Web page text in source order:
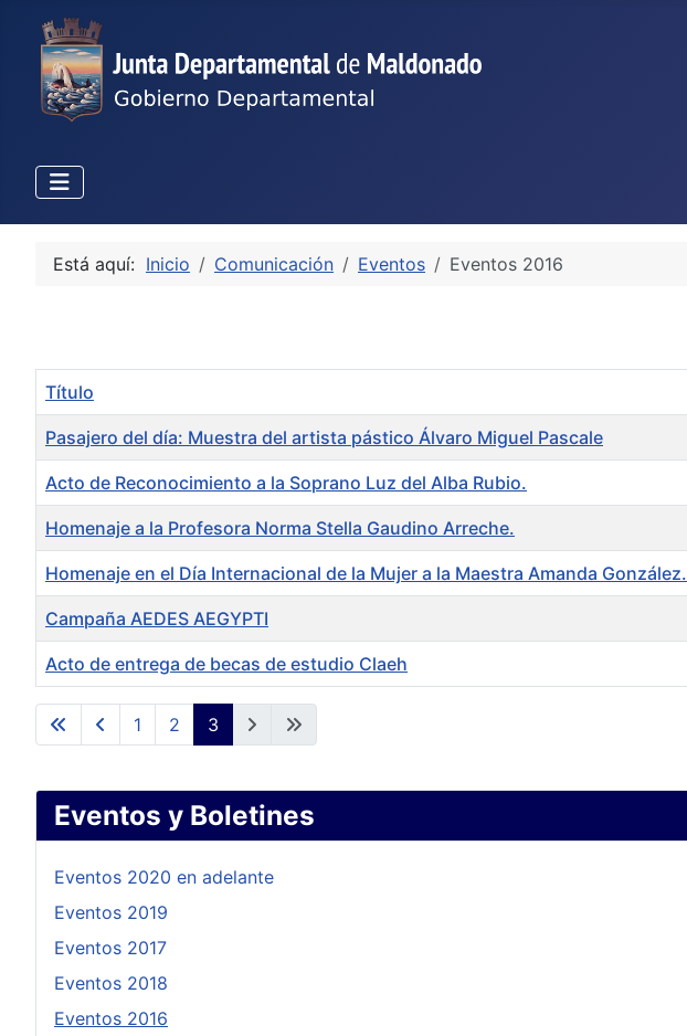
Eventos y Boletines
Eventos 2020 en adelante
Eventos 2019
Eventos 2017
Eventos 2018
Eventos 2016
Está aquí: Inicio Comunicación Eventos Eventos 2016
Artículos
Título
Pasajero del día: Muestra del artista pástico Álvaro Miguel Pascale
Acto de Reconocimiento a la Soprano Luz del Alba Rubio.
Homenaje a la Profesora Norma Stella Gaudino Arreche.
Homenaje en el Día Internacional de la Mujer a la Maestra Amanda González.
Campaña AEDES AEGYPTI
Acto de entrega de becas de estudio Claeh
1 2 3